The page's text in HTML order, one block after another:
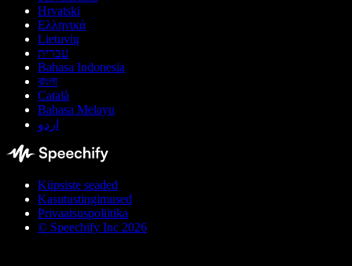
Hrvatski
Ελληνικά
Lietuvių
עברית
Bahasa Indonesia
বাংলা
Català
Bahasa Melayu
اردو
Küpsiste seaded
Kasutustingimused
Privaatsuspoliitika
© Speechify Inc 2026